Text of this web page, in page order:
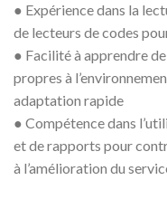
● Expérience dans la
de lecteurs de codes
● Facilité à apprendre
propres à
adaptation rapide
● Compétence dans
et de rapports pour
à l’amélioration du